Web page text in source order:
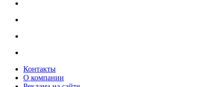
Контакты
О компании